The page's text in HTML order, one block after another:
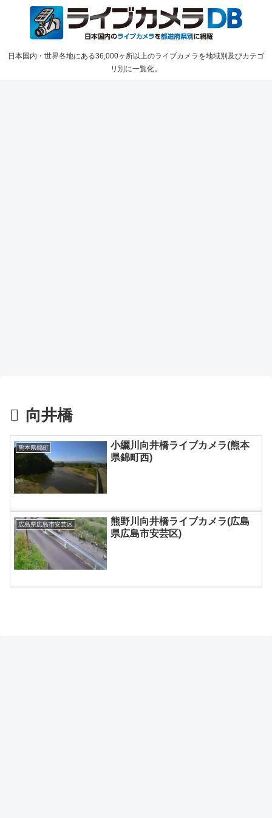
日本国内・世界各地にある36,000ヶ所以上のライブカメラを地域別及びカテゴ
リ別に一覧化。
向井橋
熊本県錦町
小纚川向井橋ライブカメラ(熊本
県錦町西)
広島県広島市安芸区
熊野川向井橋ライブカメラ(広島
県広島市安芸区)